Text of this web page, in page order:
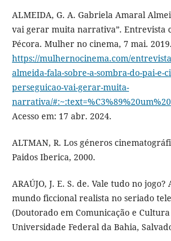
ALMEIDA, G. A. Gabriela Amaral
vai gerar muita narrativa”. Entrevista
Pécora. Mulher no cinema, 7 mai.
https://mulhernocinema.com/
almeida-fala-sobre-a-sombra-do-pai-e-
perseguicao-vai-gerar-muita-
narrativa/
Acesso em: 17 abr. 2024.
ALTMAN, R. Los géneros
Paidos Iberica, 2000.
ARAÚJO, J. E. S. de. Vale tudo no
mundo ficcional realista no seriado
(Doutorado em Comunicação e
Universidade Federal da Bahia,